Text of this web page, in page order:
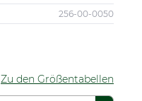
256-00-0050
Zu den Größentabellen